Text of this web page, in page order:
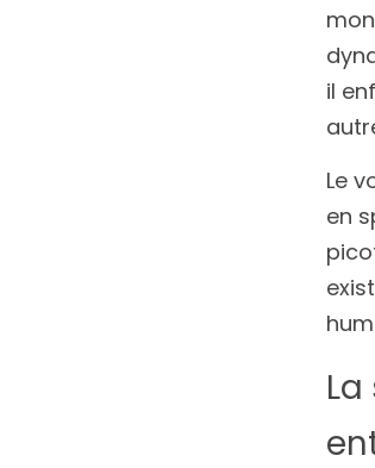
il
Le
en